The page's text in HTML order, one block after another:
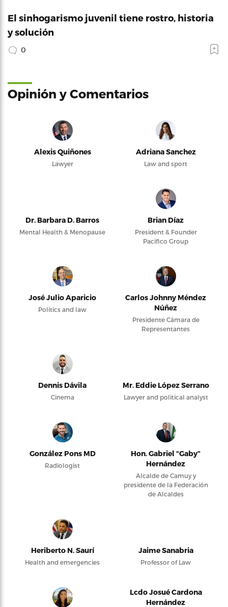
El sinhogarismo juvenil tiene rostro, historia
y solución
0
Opinión y Comentarios
Alexis Quiñones
Lawyer
Adriana Sanchez
Law and sport
Dr. Barbara D. Barros
Mental Health & Menopause
Brian Díaz
President & Founder
Pacifico Group
José Julio Aparicio
Politics and law
Carlos Johnny Méndez
Núñez
Presidente Cámara de
Representantes
Dennis Dávila
Cinema
Mr. Eddie López Serrano
Lawyer and political analyst
González Pons MD
Radiologist
Hon. Gabriel “Gaby”
Hernández
Alcalde de Camuy y
presidente de la Federación
de Alcaldes
Heriberto N. Saurí
Health and emergencies
Jaime Sanabria
Professor of Law
Lcdo Josué Cardona
Hernández